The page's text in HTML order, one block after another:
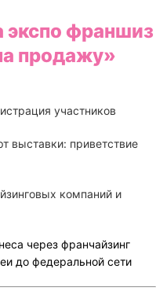
экспо франшиз
продажу»
участников
выставки: приветствие
компаний и
через франчайзинг
до федеральной сети